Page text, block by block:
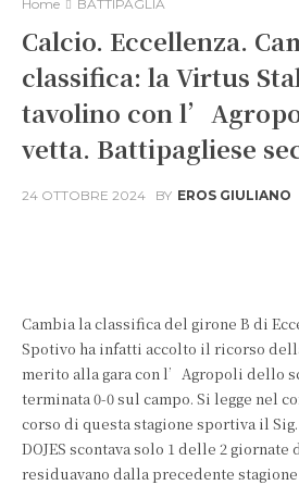
Home BATTIPAGLIA
Calcio. Eccellenza.
classifica: la Virtus
tavolino con
vetta. Battipagliese
24 OTTOBRE 2024 BY EROS GIULIANO
Cambia la classifica del girone B di
Spotivo ha infatti accolto il ricorso
merito alla gara con l’Agropoli dello
terminata 0-0 sul campo. Si legge nel
corso di questa stagione sportiva il Sig.
DOJES scontava solo 1 delle 2
residuavano dalla precedente